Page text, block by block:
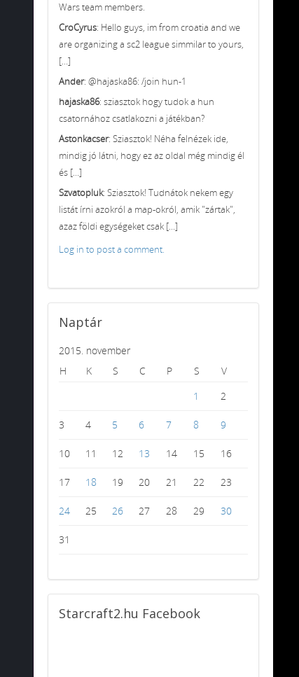
Wars team members.
CroCyrus: Hello guys, im from croatia and we
are organizing a sc2 league simmilar to yours,
[...]
Ander: @hajaska86: /join hun-1
hajaska86: sziasztok hogy tudok a hun
csatornához csatlakozni a játékban?
Astonkacser: Sziasztok! Néha felnézek ide,
mindig jó látni, hogy ez az oldal még mindig él
és [...]
Szvatopluk: Sziasztok! Tudnátok nekem egy
listát írni azokról a map-okról, amik "zártak",
azaz földi egységeket csak [...]
Log in to post a comment.
Naptár
2015. november
H
K S C P S
V
1
2
3 4 5 6 7 8 9
10 11 12 13 14 15 16
17 18 19 20 21 22 23
24 25 26 27 28 29 30
31
Starcraft2.hu Facebook